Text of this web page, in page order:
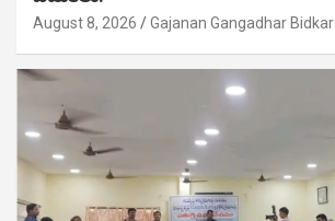
August 8, 2026 Gajanan Gangadhar Bidkar